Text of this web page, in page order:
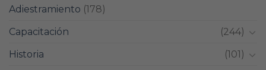
Adiestramiento (178)
Capacitación
(244)
Historia
(101)